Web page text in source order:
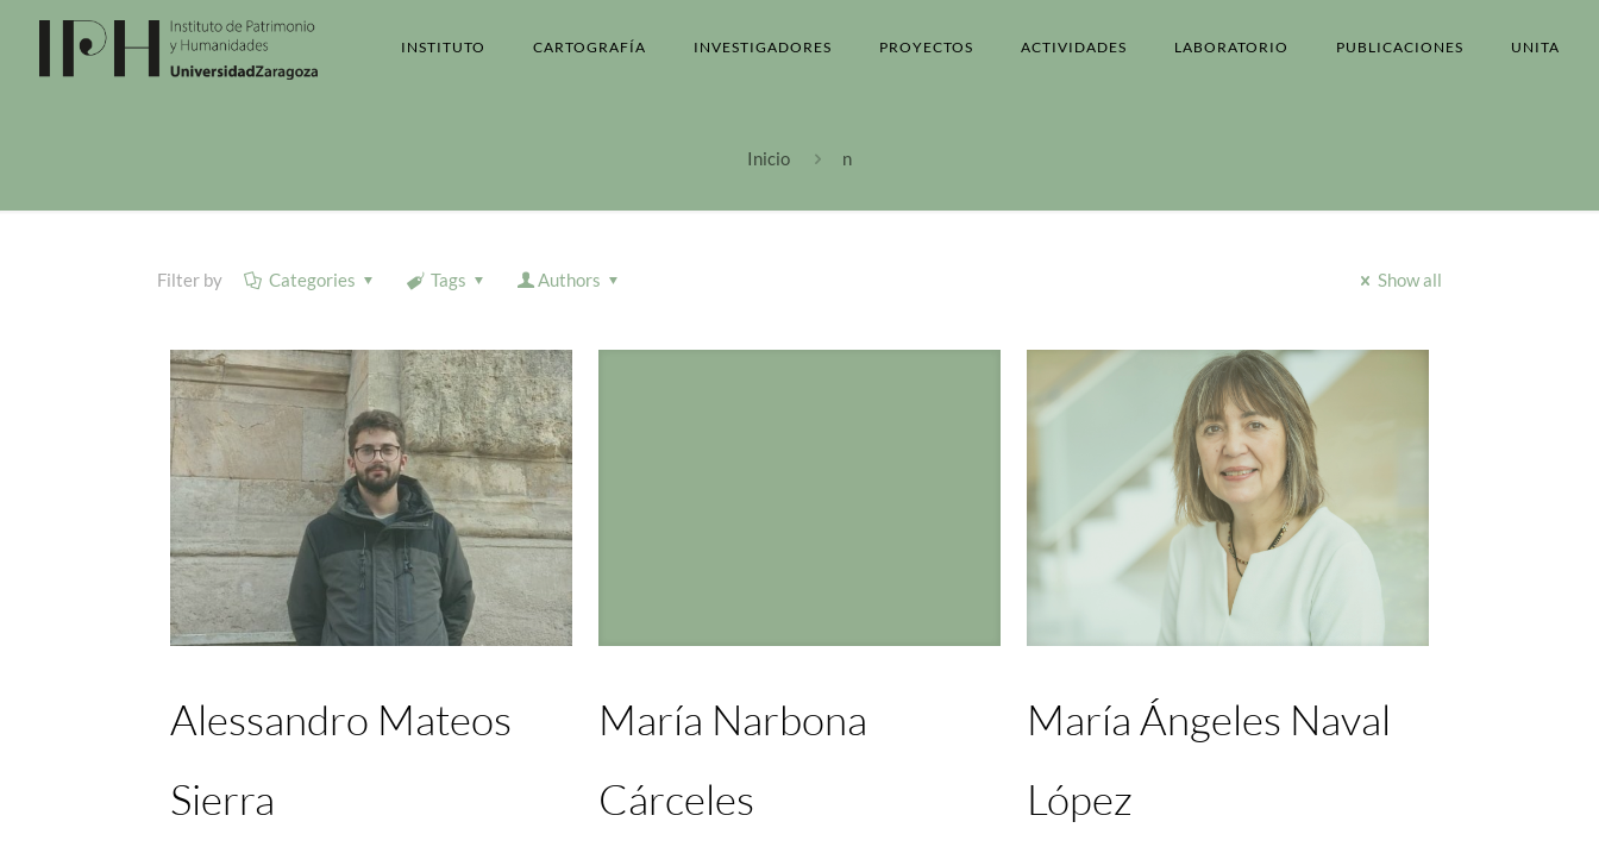
INSTITUTO CARTOGRAFÍA INVESTIGADORES PROYECTOS ACTIVIDADES LABORATORIO PUBLICACIONES UNITA
Inicio n
Filter by Categories Tags Authors Show all
Alessandro Mateos
Sierra
María Narbona
Cárceles
María Ángeles Naval
López